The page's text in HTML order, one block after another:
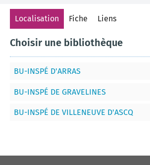
Localisation Fiche Liens
Choisir une bibliothèque
BU-INSPÉ D'ARRAS
BU-INSPÉ DE GRAVELINES
BU-INSPÉ DE VILLENEUVE D'ASCQ